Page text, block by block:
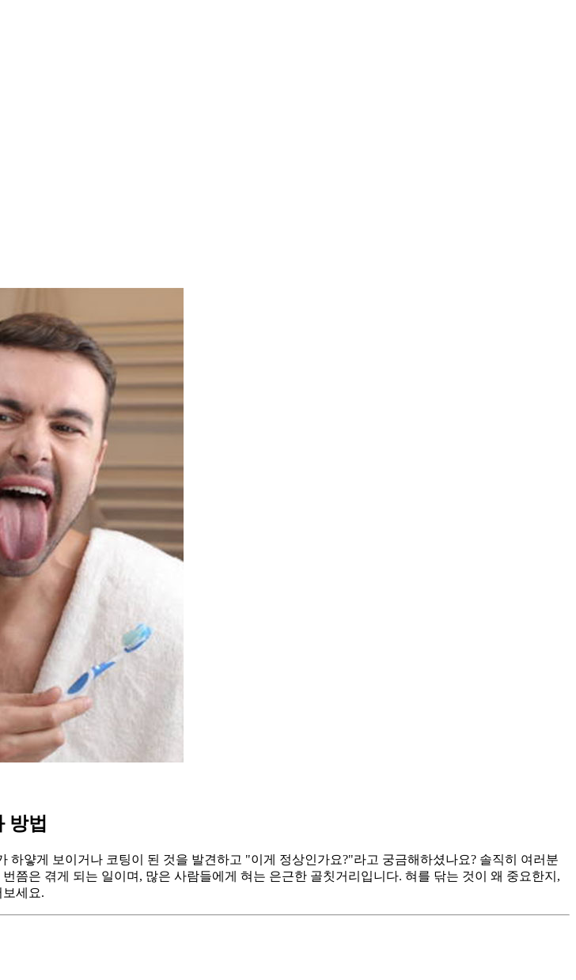
방법
얗게 보이거나 코팅이 된 것을 발견하고 "이게 정상인가요?"라고 궁금해하셨나요? 솔직히 여러분
쯤은 겪게 되는 일이며, 많은 사람들에게 혀는 은근한 골칫거리입니다. 혀를 닦는 것이 왜 중요한지,
세요.